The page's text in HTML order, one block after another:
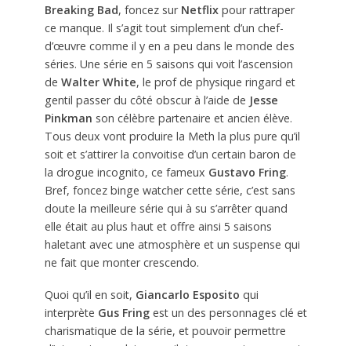
Breaking Bad, foncez sur Netflix pour rattraper
ce manque. Il s’agit tout simplement d’un chef-
d’œuvre comme il y en a peu dans le monde des
séries. Une série en 5 saisons qui voit l’ascension
de Walter White, le prof de physique ringard et
gentil passer du côté obscur à l’aide de Jesse
Pinkman son célèbre partenaire et ancien élève.
Tous deux vont produire la Meth la plus pure qu’il
soit et s’attirer la convoitise d’un certain baron de
la drogue incognito, ce fameux Gustavo Fring.
Bref, foncez binge watcher cette série, c’est sans
doute la meilleure série qui à su s’arrêter quand
elle était au plus haut et offre ainsi 5 saisons
haletant avec une atmosphère et un suspense qui
ne fait que monter crescendo.
Quoi qu’il en soit, Giancarlo Esposito qui
interprète Gus Fringest un des personnages clé et
charismatique de la série, et pouvoir permettre